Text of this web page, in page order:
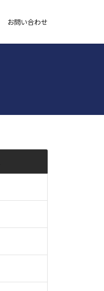
お問い合わせ